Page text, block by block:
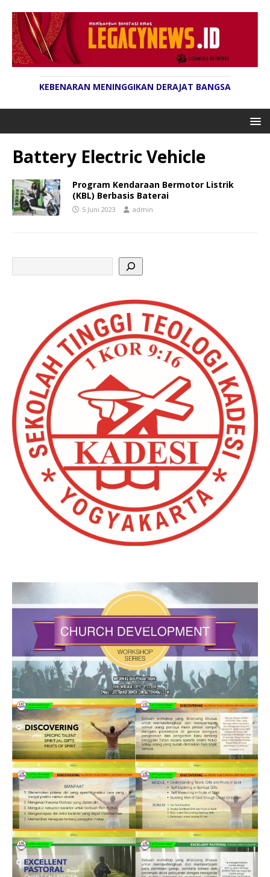
KEBENARAN MENINGGIKAN DERAJAT BANGSA
Battery Electric Vehicle
Program Kendaraan Bermotor Listrik
(KBL) Berbasis Baterai
5 Juni 2023 admin